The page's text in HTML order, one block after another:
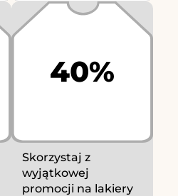
40%
Skorzystaj z
wyjątkowej
promocji na lakiery